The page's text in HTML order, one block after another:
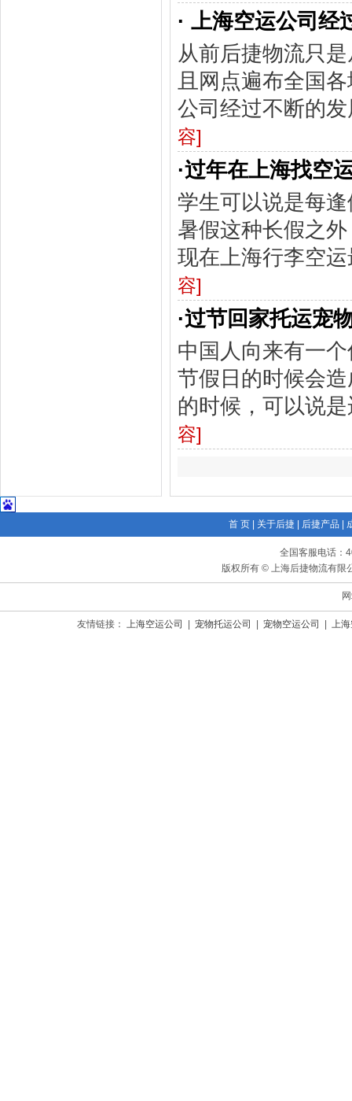
· 上海空运公司经
从前后捷物流只
且网点遍布全国
公司经过不断的
容]
·过年在上海找空
学生可以说是每
暑假这种长假之
现在上海行李空
容]
·过节回家托运宠
中国人向来有一
节假日的时候会
的时候，可以说
容]
首 页 关于后捷 后捷产品
全国客服电话：
版权所有 © 上海后捷物流有限
友情链接： 上海空运公司 宠物托运公司 宠物空运公司 上